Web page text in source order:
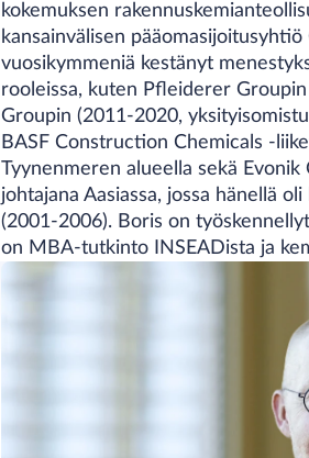
kokemuksen
kansainvälisen
vuosikymmeniä kestänyt
rooleissa, kuten Pfleiderer
Groupin (2011-2020,
BASF Construction Chemicals -
Tyynenmeren alueella sekä
johtajana Aasiassa, jossa hänellä
(2001-2006). Boris on
on MBA-tutkinto INSEADista ja